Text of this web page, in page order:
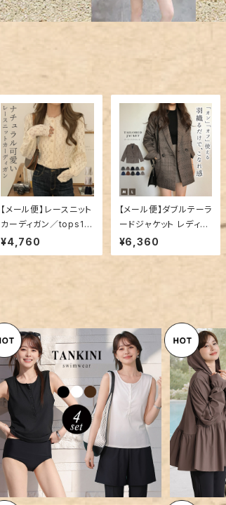
【メール便】レースニット
カーディガン／tops14
56
¥4,760
【メール便】ダブルテーラ
ードジャケット レディー
ス 秋 冬 チェック／top
s1337
¥6,360
【メール便】水着 体型カバー レ
ディース ヘンリーネック レギン
ス ショートパンツ タンキニ 4点
セット／hys3436
¥10,360
【メール
上 UVパ
レディ
ペプラ
／